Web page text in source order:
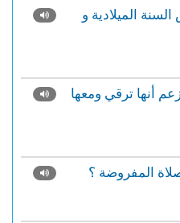
الميلادية و
أنها ترقي ومعها
المفروضة ؟